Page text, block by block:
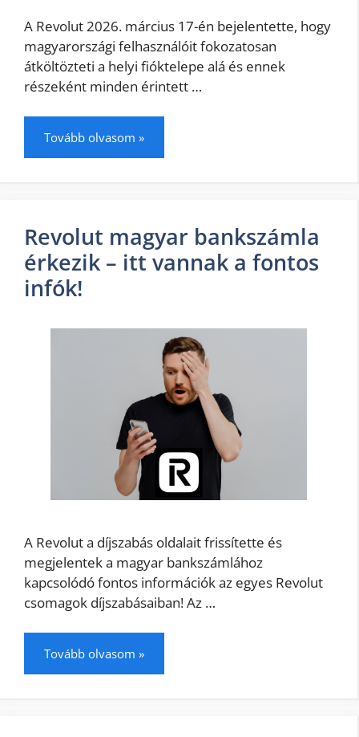
A Revolut 2026. március 17-én bejelentette, hogy
magyarországi felhasználóit fokozatosan
átköltözteti a helyi fióktelepe alá és ennek
részeként minden érintett …
Tovább olvasom »
Revolut magyar bankszámla
érkezik – itt vannak a fontos
infók!
A Revolut a díjszabás oldalait frissítette és
megjelentek a magyar bankszámlához
kapcsolódó fontos információk az egyes Revolut
csomagok díjszabásaiban! Az …
Tovább olvasom »